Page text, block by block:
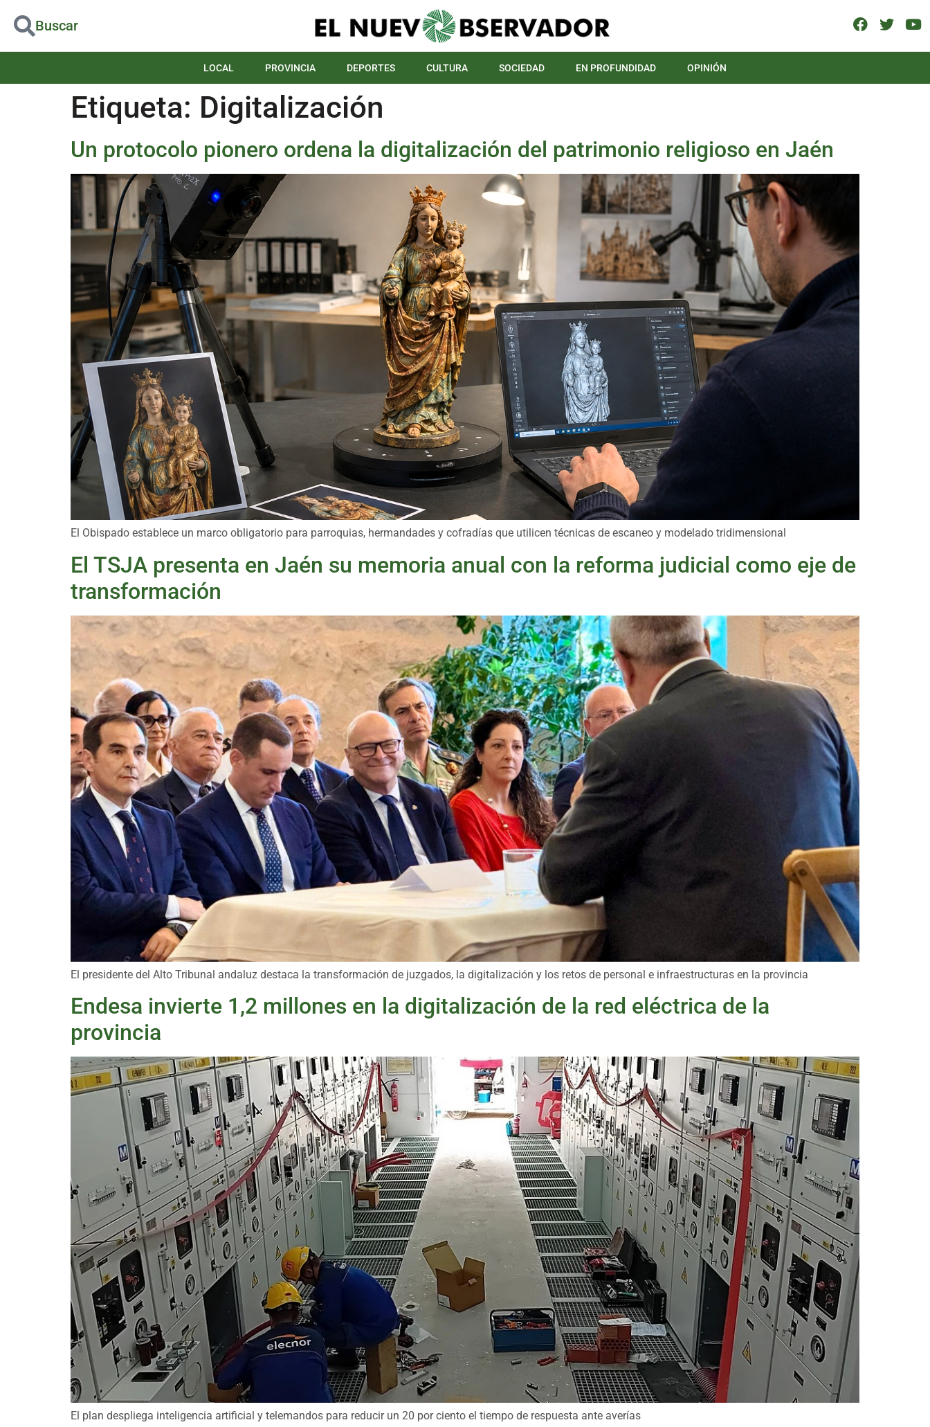
Buscar
LOCAL PROVINCIA DEPORTES CULTURA SOCIEDAD EN PROFUNDIDAD OPINIÓN
Etiqueta: Digitalización
Un protocolo pionero ordena la digitalización del patrimonio religioso en Jaén
El Obispado establece un marco obligatorio para parroquias, hermandades y cofradías que utilicen técnicas de escaneo y modelado tridimensional
El TSJA presenta en Jaén su memoria anual con la reforma judicial como eje de
transformación
El presidente del Alto Tribunal andaluz destaca la transformación de juzgados, la digitalización y los retos de personal e infraestructuras en la provincia
Endesa invierte 1,2 millones en la digitalización de la red eléctrica de la
provincia
El plan despliega inteligencia artificial y telemandos para reducir un 20 por ciento el tiempo de respuesta ante averías